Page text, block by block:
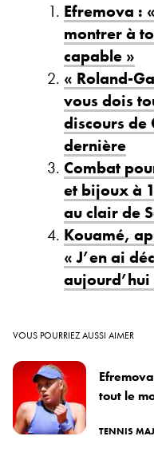
Efremova :
montrer à
capable »
« Roland-
vous dois
discours de
dernière
Combat
et bijoux à
au clair de
Kouamé,
« J’en ai
aujourd’hui
VOUS POURRIEZ AUSSI AIMER
tout le
TENNIS